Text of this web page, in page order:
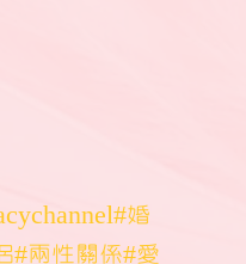
#婚
#兩性關係#愛